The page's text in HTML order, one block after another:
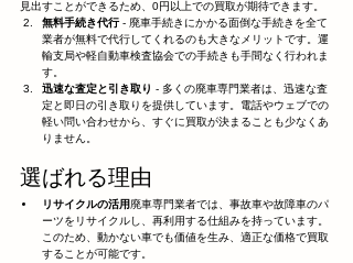
見出すことができるため、0円以上での買取が期待できます。
無料手続き代行 - 廃車手続きにかかる面倒な手続きを全て
業者が無料で代行してくれるのも大きなメリットです。運
輸支局や軽自動車検査協会での手続きも手間なく行われま
す。
迅速な査定と引き取り - 多くの廃車専門業者は、迅速な査
定と即日の引き取りを提供しています。電話やウェブでの
軽い問い合わせから、すぐに買取が決まることも少なくあ
りません。
選ばれる理由
リサイクルの活用廃車専門業者では、事故車や故障車のパ
ーツをリサイクルし、再利用する仕組みを持っています。
このため、動かない車でも価値を生み、適正な価格で買取
することが可能です。